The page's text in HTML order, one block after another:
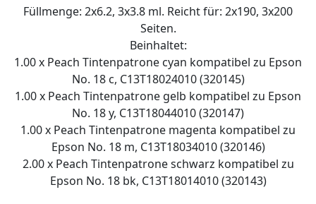
Füllmenge: 2x6.2, 3x3.8 ml. Reicht für: 2x190, 3x200
Seiten.
Beinhaltet:
1.00 x Peach Tintenpatrone cyan kompatibel zu Epson
No. 18 c, C13T18024010 (320145)
1.00 x Peach Tintenpatrone gelb kompatibel zu Epson
No. 18 y, C13T18044010 (320147)
1.00 x Peach Tintenpatrone magenta kompatibel zu
Epson No. 18 m, C13T18034010 (320146)
2.00 x Peach Tintenpatrone schwarz kompatibel zu
Epson No. 18 bk, C13T18014010 (320143)